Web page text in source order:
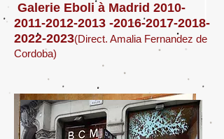
Galerie Eboli à Madrid 2010-
2011-2012-2013 -2016-2017-2018-
2022-2023(Direct. Amalia Fernandez de
Cordoba)